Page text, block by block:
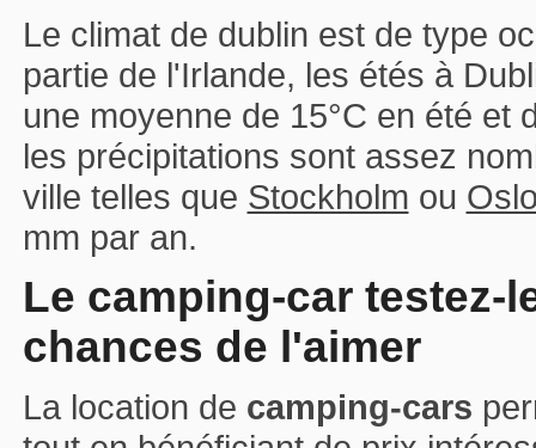
Le climat de dublin est de type
partie de l'Irlande, les étés à
une moyenne de 15°C en été et
les précipitations sont assez
ville telles que Stockholm ou
mm par an.
Le camping-car testez-
chances de l'aimer
La location de camping-cars